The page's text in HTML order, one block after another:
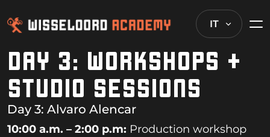
IT
DAY 3: WORKSHOPS +
STUDIO SESSIONS
Day 3: Alvaro Alencar
10:00 a.m. – 2:00 p.m: Production workshop